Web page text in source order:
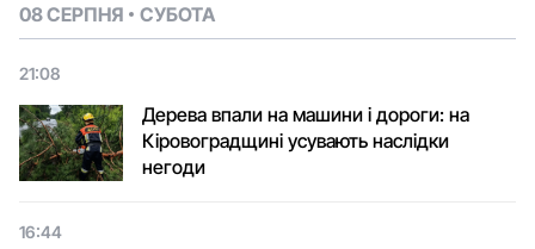
08 СЕРПНЯ СУБОТА
21:08
Дерева впали на машини і дороги: на
Кіровоградщині усувають наслідки
негоди
16:44